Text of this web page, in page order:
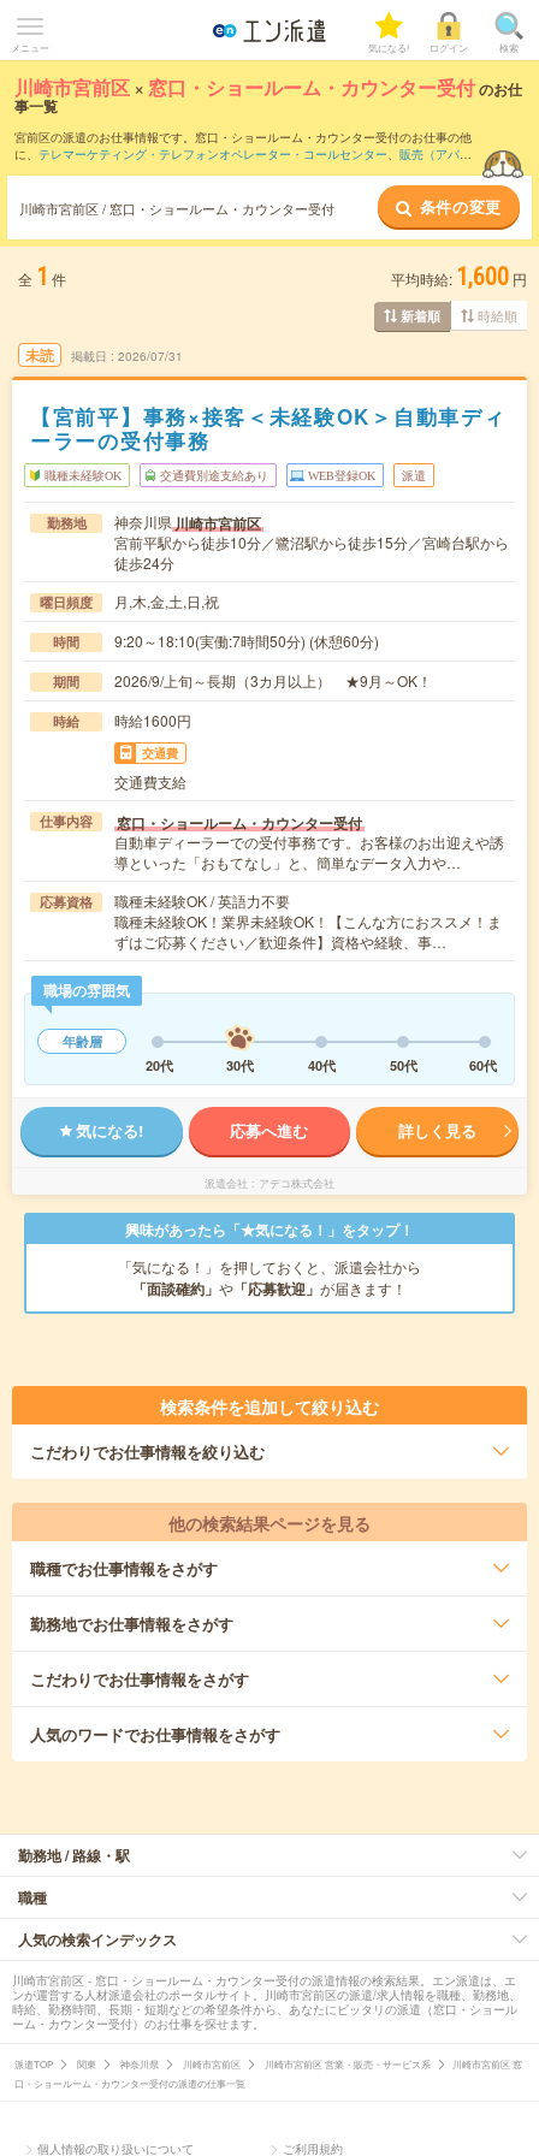
メニュー 気になる! ログイン 検索
川崎市宮前区 × 窓口・ショールーム・カウンター受付のお仕
事一覧
宮前区の派遣のお仕事情報です。窓口・ショールーム・カウンター受付のお仕事の他
に、 テレマーケティング・テレフォンオペレーター・コールセンター、 販売（アパレ
などのこだわり条件で絞り込ん
でいただけます。職種辞典：窓口・ショールーム・カウンター受付のお仕事とは？と
は？
川崎市宮前区 / 窓口・ショールーム・カウンター受付 条件の変更
全 1 件 平均時給: 1,600 円
新着順 時給順
未読 掲載日 2026/07/31
【宮前平】事務×接客＜未経験OK＞自動車ディ
ーラーの受付事務
職種未経験OK 交通費別途支給あり WEB登録OK 派遣
勤務地 神奈川県川崎市宮前区
宮前平駅から徒歩10分／鷺沼駅から徒歩15分／宮崎台駅から
徒歩24分
曜日頻度 月,木,金,土,日,祝
時間 9:20～18:10(実働:7時間50分) (休憩60分)
期間 2026/9/上旬～長期（3カ月以上） ★9月～OK！
時給 時給1600円
交通費
交通費支給
仕事内容 窓口・ショールーム・カウンター受付
自動車ディーラーでの受付事務です。お客様のお出迎えや誘
導といった「おもてなし」と、簡単なデータ入力や…
応募資格
職種未経験OK / 英語力不要
職種未経験OK！業界未経験OK！【こんな方におススメ！ま
ずはご応募ください／歓迎条件】資格や経験、事…
職場の雰囲気
年齢層
20代
30代 40代 50代 60代
気になる! 応募へ進む 詳しく見る
派遣会社 アデコ株式会社
興味があったら「★気になる！」をタップ！
「気になる！」を押しておくと、派遣会社から
「面談確約」 や 「応募歓迎」 が届きます！
検索条件を追加して絞り込む
こだわりでお仕事情報を絞り込む
他の検索結果ページを見る
職種でお仕事情報をさがす
勤務地でお仕事情報をさがす
こだわりでお仕事情報をさがす
人気のワードでお仕事情報をさがす
勤務地 / 路線・駅
職種
人気の検索インデックス
川崎市宮前区 - 窓口・ショールーム・カウンター受付の派遣情報の検索結果。エン派遣は、エ
ンが運営する人材派遣会社のポータルサイト。川崎市宮前区の派遣/求人情報を職種、勤務地、
時給、勤務時間、長期・短期などの希望条件から、あなたにピッタリの派遣（窓口・ショール
ーム・カウンター受付）のお仕事を探せます。
派遣TOP 関東 神奈川県 川崎市宮前区 川崎市宮前区 営業・販売・サービス系
川崎市宮前区 窓
口・ショールーム・カウンター受付の派遣の仕事一覧
個人情報の取り扱いについて ご利用規約